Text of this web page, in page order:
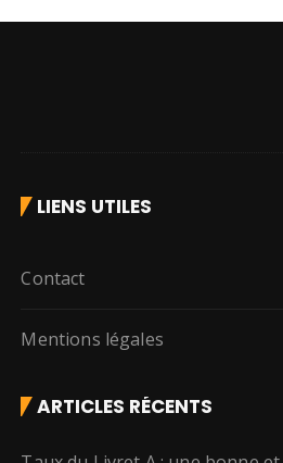
LIENS UTILES
Contact
Mentions légales
ARTICLES RÉCENTS